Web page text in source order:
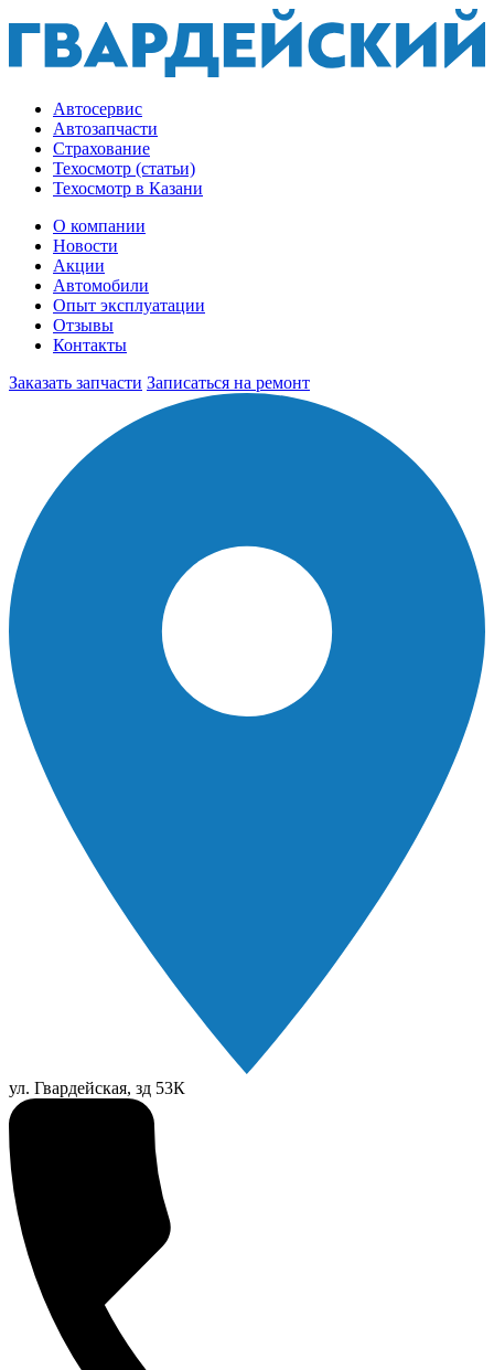
Автосервис
Автозапчасти
Страхование
Техосмотр (статьи)
Техосмотр в Казани
О компании
Новости
Акции
Автомобили
Опыт эксплуатации
Отзывы
Контакты
Заказать запчасти Записаться на ремонт
ул. Гвардейская, зд 53К